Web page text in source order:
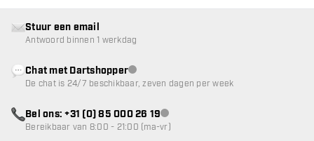
Stuur een email
Antwoord binnen 1 werkdag
Chat met Dartshopperklantenservice niet beschikbaar
De chat is 24/7 beschikbaar, zeven dagen per week
Bel ons: +31 (0) 85 000 26 19klantenservice niet beschikbaar
Bereikbaar van 8:00 - 21:00 (ma-vr)